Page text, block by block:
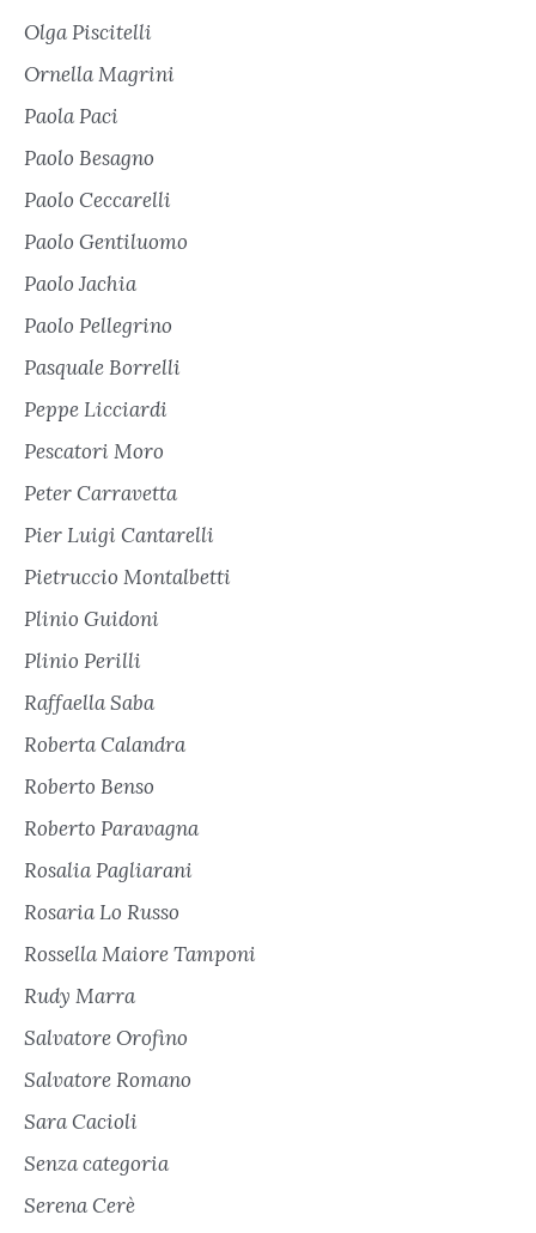
Olga Piscitelli
Ornella Magrini
Paola Paci
Paolo Besagno
Paolo Ceccarelli
Paolo Gentiluomo
Paolo Jachia
Paolo Pellegrino
Pasquale Borrelli
Peppe Licciardi
Pescatori Moro
Peter Carravetta
Pier Luigi Cantarelli
Pietruccio Montalbetti
Plinio Guidoni
Plinio Perilli
Raffaella Saba
Roberta Calandra
Roberto Benso
Roberto Paravagna
Rosalia Pagliarani
Rosaria Lo Russo
Rossella Maiore Tamponi
Rudy Marra
Salvatore Orofino
Salvatore Romano
Sara Cacioli
Senza categoria
Serena Cerè